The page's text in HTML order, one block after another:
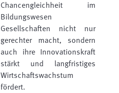
Chancengleichheit im
Bildungswesen
Gesellschaften nicht nur
gerechter macht, sondern
auch ihre Innovationskraft
stärkt und langfristiges
Wirtschaftswachstum
fördert.